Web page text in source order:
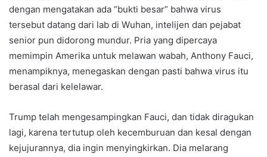
dengan mengatakan ada “bukti besar” bahwa virus
tersebut datang dari lab di Wuhan, intelijen dan pejabat
senior pun didorong mundur. Pria yang dipercaya
memimpin Amerika untuk melawan wabah, Anthony Fauci,
menampiknya, menegaskan dengan pasti bahwa virus itu
berasal dari kelelawar.
Trump telah mengesampingkan Fauci, dan tidak diragukan
lagi, karena tertutup oleh kecemburuan dan kesal dengan
kejujurannya, dia ingin menyingkirkan. Dia melarang